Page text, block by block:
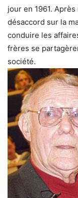
jour en 1961. Après
désaccord sur la
conduire les
frères se
société.